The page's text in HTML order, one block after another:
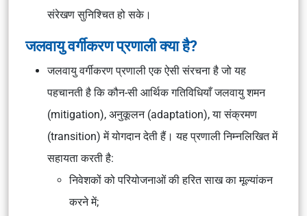
संरेखण सुनिश्चित हो सके।
जलवायु वर्गीकरण प्रणाली क्या है?
जलवायु वर्गीकरण प्रणाली एक ऐसी संरचना है जो यह
पहचानती है कि कौन-सी आर्थिक गतिविधियाँ जलवायु शमन
(mitigation), अनुकूलन (adaptation), या संक्रमण
(transition) में योगदान देती हैं। यह प्रणाली निम्नलिखित में
सहायता करती है:
निवेशकों को परियोजनाओं की हरित साख का मूल्यांकन
करने में;